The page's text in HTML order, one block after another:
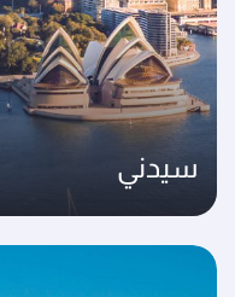
سيدني